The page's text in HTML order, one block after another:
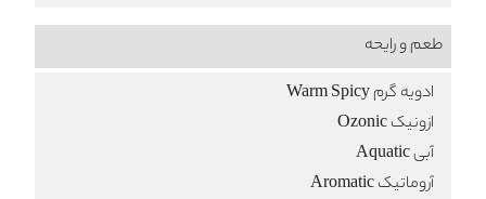
طعم‌ و رایحه
ادویه گرم Warm Spicy
ازونیک Ozonic
آبی Aquatic
آروماتیک Aromatic